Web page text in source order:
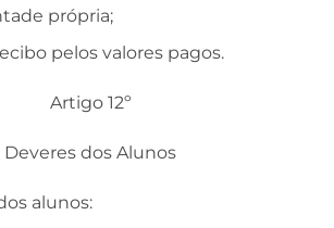
própria;
pelos valores pagos.
Artigo 12º
Deveres dos Alunos
alunos: